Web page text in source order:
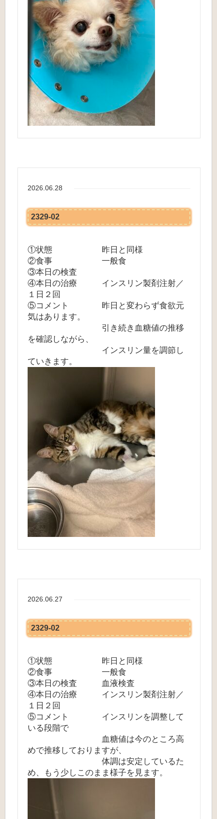
2026.06.28
2329-02
①状態 昨日と同様
②食事 一般食
③本日の検査
④本日の治療 インスリン製剤注射／
１日２回
⑤コメント 昨日と変わらず食欲元
気はあります。
引き続き血糖値の推移
を確認しながら、
インスリン量を調節し
ていきます。
2026.06.27
2329-02
①状態 昨日と同様
②食事 一般食
③本日の検査 血液検査
④本日の治療 インスリン製剤注射／
１日２回
⑤コメント インスリンを調整して
いる段階で
血糖値は今のところ高
めで推移しておりますが、
体調は安定しているた
め、もう少しこのまま様子を見ます。